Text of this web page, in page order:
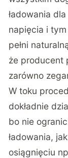
ładowania
napięcia i
pełni
że producent
zarówno
W toku
dokładnie
bo nie
ładowania,
osiągnięciu